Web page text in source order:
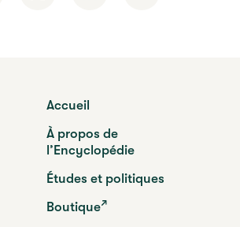
Accueil
À propos de
l’Encyclopédie
Études et politiques
Boutique